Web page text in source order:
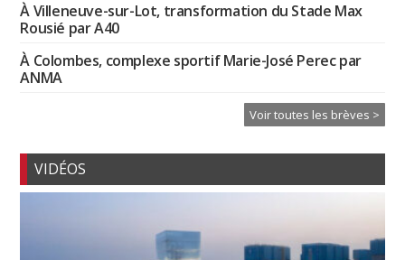
À Villeneuve-sur-Lot, transformation du Stade Max
Rousié par A40
À Colombes, complexe sportif Marie-José Perec par
ANMA
Voir toutes les brèves >
VIDÉOS